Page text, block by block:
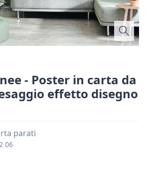
- Poster in carta da
effetto disegno
parati
06